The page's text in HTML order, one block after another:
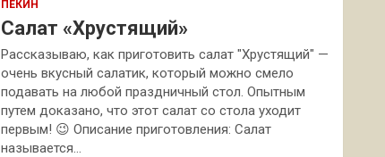
ПЕКИН
Салат «Хрустящий»
Рассказываю, как приготовить салат "Хрустящий" —
очень вкусный салатик, который можно смело
подавать на любой праздничный стол. Опытным
путем доказано, что этот салат со стола уходит
первым! 😉 Описание приготовления: Салат
называется…